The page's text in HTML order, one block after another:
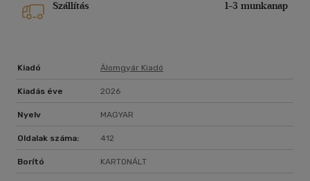
"Lebilincselő." - Liz Nugent, bestsellerszerző
"Gyönyörűen megírt." - Gilly Macmillan, New York Times
Szállítás 1-3 munkanap
Kiadó Álomgyár Kiadó
Kiadás éve 2026
Nyelv MAGYAR
Oldalak száma: 412
Borító KARTONÁLT